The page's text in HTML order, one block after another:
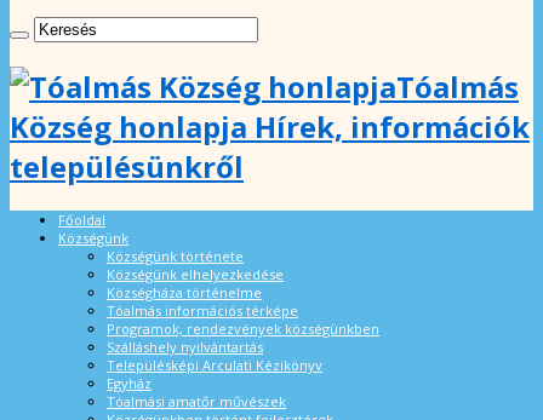
Tóalmás
Község honlapja Hírek, információk
településünkről
Főoldal
Községünk
Községünk története
Községünk elhelyezkedése
Községháza történelme
Tóalmás információs térképe
Programok, rendezvények községünkben
Szálláshely nyilvántartás
Településképi Arculati Kézikönyv
Egyház
Tóalmási amatőr művészek